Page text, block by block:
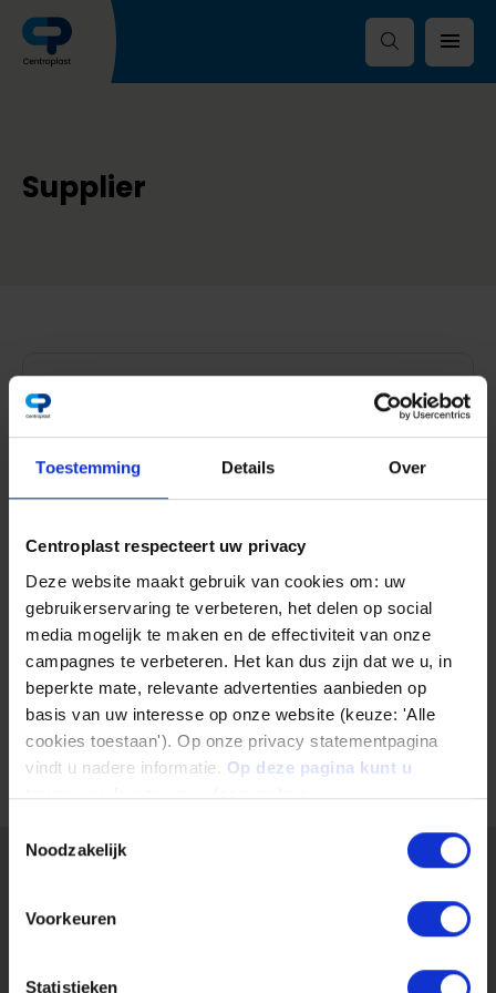
Toestemming Details Over
Centroplast respecteert uw privacy
Deze website maakt gebruik van cookies om: uw
gebruikerservaring te verbeteren, het delen op social
media mogelijk te maken en de effectiviteit van onze
campagnes te verbeteren. Het kan dus zijn dat we u, in
beperkte mate, relevante advertenties aanbieden op
basis van uw interesse op onze website (keuze: 'Alle
cookies toestaan'). Op onze privacy statementpagina
vindt u nadere informatie. Op deze pagina kunt u
tevens uw keuze ongedaan maken.
Noodzakelijk
Voorkeuren
Statistieken
Supplier
Become a supplier to Centroplast
Read more
GmbH